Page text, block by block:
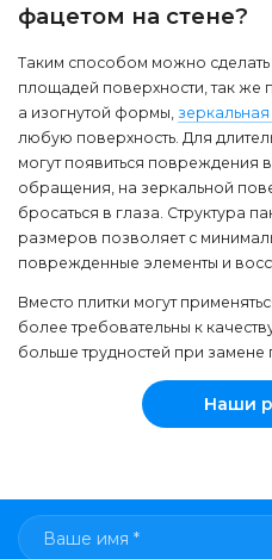
фацетом на стене?
Таким способом можно
площадей поверхности, так же
а изогнутой формы, зеркальная
любую поверхность. Для
могут появиться повреждения
обращения, на зеркальной
бросаться в глаза. Структура
размеров позволяет с
поврежденные элементы и
Вместо плитки могут
более требовательны к
больше трудностей при
Наши